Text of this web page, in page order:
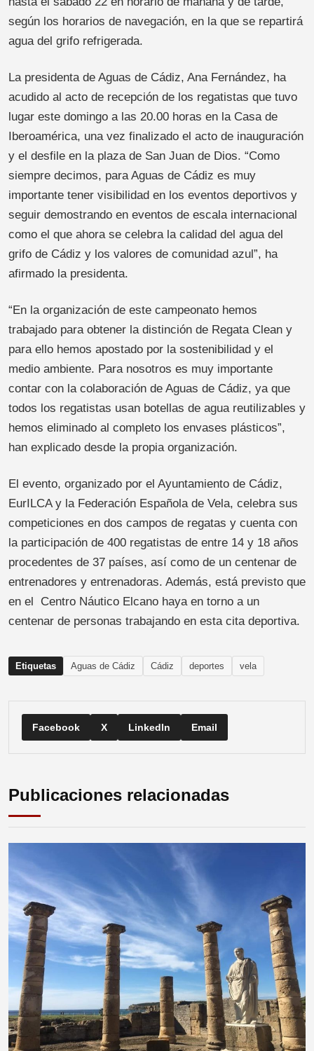
según los horarios de navegación, en la que se repartirá
agua del grifo refrigerada.
La presidenta de Aguas de Cádiz, Ana Fernández, ha
acudido al acto de recepción de los regatistas que tuvo
lugar este domingo a las 20.00 horas en la Casa de
Iberoamérica, una vez finalizado el acto de inauguración
y el desfile en la plaza de San Juan de Dios. “Como
siempre decimos, para Aguas de Cádiz es muy
importante tener visibilidad en los eventos deportivos y
seguir demostrando en eventos de escala internacional
como el que ahora se celebra la calidad del agua del
grifo de Cádiz y los valores de comunidad azul”, ha
afirmado la presidenta.
“En la organización de este campeonato hemos
trabajado para obtener la distinción de Regata Clean y
para ello hemos apostado por la sostenibilidad y el
medio ambiente. Para nosotros es muy importante
contar con la colaboración de Aguas de Cádiz, ya que
todos los regatistas usan botellas de agua reutilizables y
hemos eliminado al completo los envases plásticos”,
han explicado desde la propia organización.
El evento, organizado por el Ayuntamiento de Cádiz,
EurILCA y la Federación Española de Vela, celebra sus
competiciones en dos campos de regatas y cuenta con
la participación de 400 regatistas de entre 14 y 18 años
procedentes de 37 países, así como de un centenar de
entrenadores y entrenadoras. Además, está previsto que
en el Centro Náutico Elcano haya en torno a un
centenar de personas trabajando en esta cita deportiva.
Etiquetas Aguas de Cádiz Cádiz deportes vela
Facebook X LinkedIn Email
Publicaciones relacionadas